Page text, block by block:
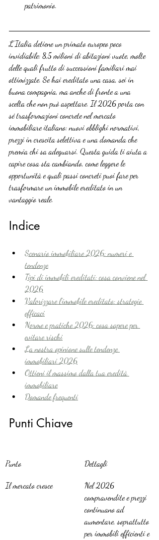
patrimonio.
L’Italia detiene un primato europeo poco
invidiabile: 8,5 milioni di abitazioni vuote, molte
delle quali frutto di successioni familiari mai
ottimizzate. Se hai ereditato una casa, sei in
buona compagnia, ma anche di fronte a una
scelta che non può aspettare. Il 2026 porta con
sé trasformazioni concrete nel mercato
immobiliare italiano: nuovi obblighi normativi,
prezzi in crescita selettiva e una domanda che
premia chi sa adeguarsi. Questa guida ti aiuta a
capire cosa sta cambiando, come leggere le
opportunità e quali passi concreti puoi fare per
trasformare un immobile ereditato in un
vantaggio reale.
Indice
Scenario immobiliare 2026: numeri e
tendenze
Tipi di immobili ereditati: cosa conviene nel
2026
Valorizzare l’immobile ereditato: strategie
efficaci
Norme e pratiche 2026: cosa sapere per
evitare rischi
La nostra opinione sulle tendenze
immobiliari 2026
Ottieni il massimo dalla tua eredità
immobiliare
Domande frequenti
Punti Chiave
Punto Dettagli
Il mercato cresce
Nel 2026
compravendite e prezzi
continuano ad
aumentare, soprattutto
per immobili efficienti e